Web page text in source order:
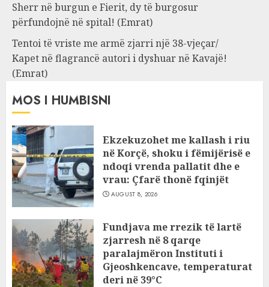
Sherr në burgun e Fierit, dy të burgosur
përfundojnë në spital! (Emrat)
Tentoi të vriste me armë zjarri një 38-vjeçar/
Kapet në flagrancë autori i dyshuar në Kavajë!
(Emrat)
MOS I HUMBISNI
Ekzekuzohet me kallash i riu
në Korçë, shoku i fëmijërisë e
ndoqi vrenda pallatit dhe e
vrau: Çfarë thonë fqinjët
AUGUST 8, 2026
Fundjava me rrezik të lartë
zjarresh në 8 qarqe
paralajmëron Instituti i
Gjeoshkencave, temperaturat
deri në 39°C